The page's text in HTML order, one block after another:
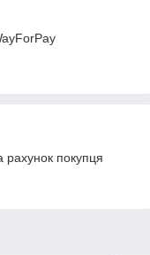
рахунок покупця